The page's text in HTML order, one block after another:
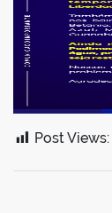
Post Views: